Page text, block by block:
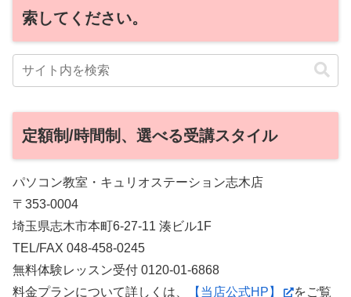
索してください。
定額制/時間制、選べる受講スタイル
パソコン教室・キュリオステーション志木店
〒353-0004
埼玉県志木市本町6-27-11 湊ビル1F
TEL/FAX 048-458-0245
無料体験レッスン受付 0120-01-6868
料金プランについて詳しくは、
【当店公式HP】 をご覧